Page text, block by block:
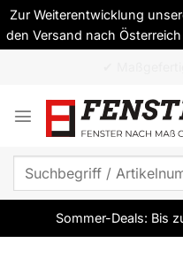
Zur Weiterentwicklung
den Versand nach
springen
Suchen
Sommer-Deals: Bis